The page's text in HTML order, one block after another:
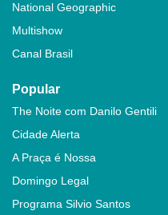
National Geographic
Multishow
Canal Brasil
Popular
The Noite com Danilo Gentili
Cidade Alerta
A Praça é Nossa
Domingo Legal
Programa Silvio Santos